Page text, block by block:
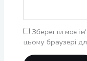
Зберегти моє
цьому браузері